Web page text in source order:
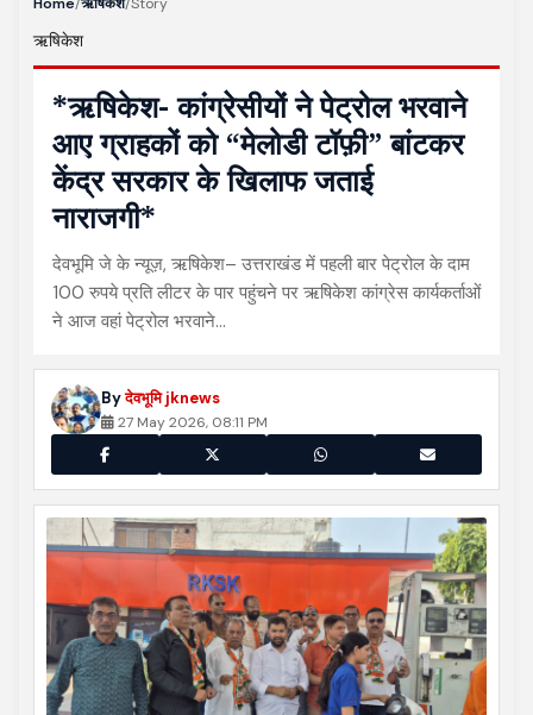
ऋषिकेश
*ऋषिकेश- कांग्रेसीयों ने पेट्रोल भरवाने
आए ग्राहकों को “मेलोडी टॉफ़ी” बांटकर
केंद्र सरकार के खिलाफ जताई
नाराजगी*
देवभूमि जे के न्यूज़, ऋषिकेश– उत्तराखंड में पहली बार पेट्रोल के दाम
100 रुपये प्रति लीटर के पार पहुंचने पर ऋषिकेश कांग्रेस कार्यकर्ताओं
ने आज वहां पेट्रोल भरवाने…
Byदेवभूमि jknews
27 May 2026, 08:11 PM